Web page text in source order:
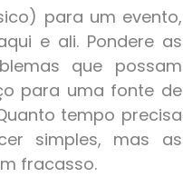
para um evento,
e ali. Pondere as
que possam
para uma fonte de
tempo precisa
simples, mas as
fracasso.